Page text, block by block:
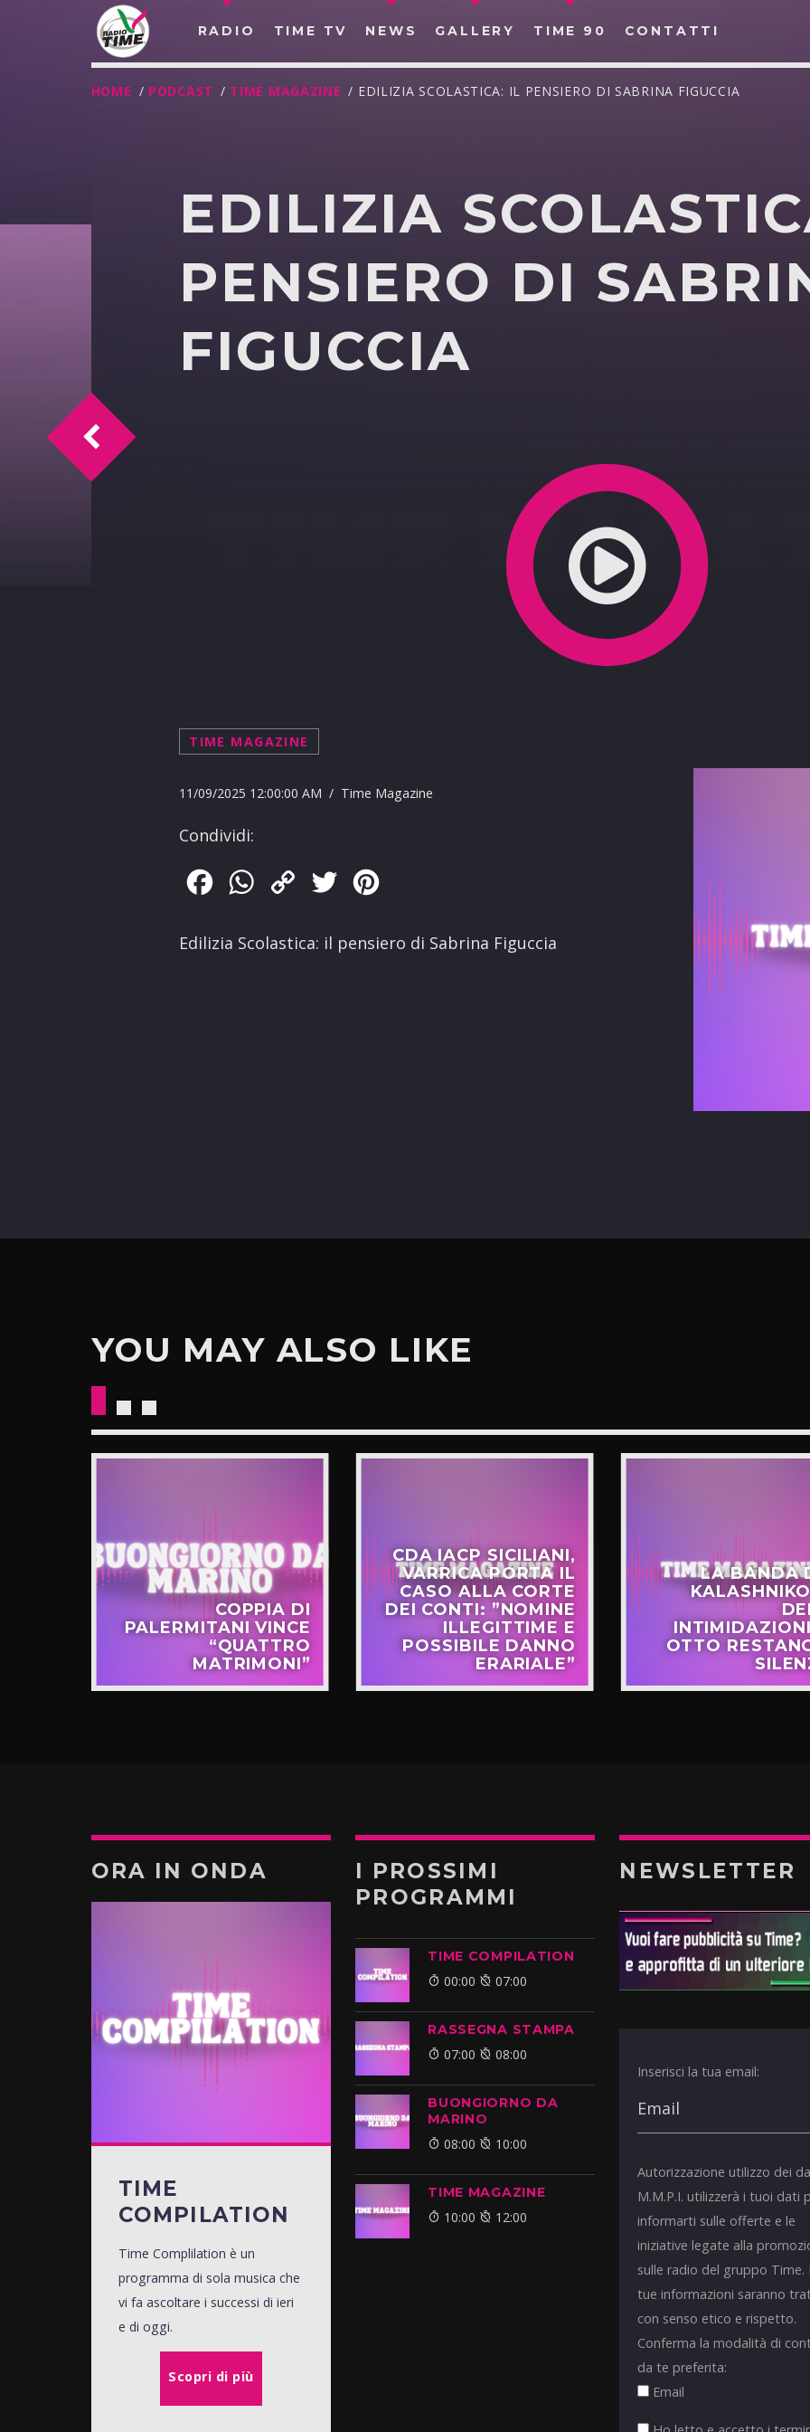
RADIO TIME TV NEWS GALLERY TIME 90 CONTATTI
CERCA NEL SITO WEB:
HOME / PODCAST / TIME MAGAZINE / EDILIZIA SCOLASTICA: IL PENSIERO DI SABRINA FIGUCCIA
EDILIZIA
PENSIERO DI
FIGUCCIA
TIME MAGAZINE
11/09/2025 12:00:00 AM / Time Magazine
Condividi:
FacebookWhatsApp
Copy
Twitter
Edilizia Scolastica: il pensiero di Sabrina Figuccia
Edilizia Scolastica: il pensiero di Aristide Tamajo
YOU MAY ALSO LIKE
COPPIA DI
PALERMITANI VINCE
“QUATTRO
MATRIMONI”
CDA IACP SICILIANI,
VARRICA PORTA IL
CASO ALLA CORTE
DEI CONTI: ”NOMINE
ILLEGITTIME E
POSSIBILE DANNO
ERARIALE”
LA BANDA
OTTO
ORA IN ONDA
TIME
COMPILATION
Time Complilation è un
programma di sola musica che
vi fa ascoltare i successi di ieri
e di oggi.
Scopri di più
I PROSSIMI
PROGRAMMI
TIME COMPILATION
00:00 07:00
RASSEGNA STAMPA
07:00 08:00
BUONGIORNO DA
MARINO
08:00 10:00
TIME MAGAZINE
10:00 12:00
NEWSLETTER
Inserisci la tua email:
Autorizzazione utilizzo dei
M.M.P.I. utilizzerà i tuoi dati
informarti sulle offerte e le
iniziative legate alla
sulle radio del gruppo Time.
tue informazioni saranno
con senso etico e rispetto.
Conferma la modalità di
da te preferita:
Email